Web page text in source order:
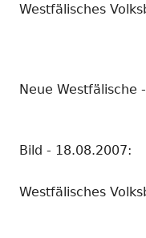
Westfälisches
Neue Westfälische
Bild - 18.08.2007:
Westfälisches